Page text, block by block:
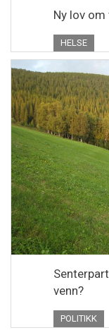
Ny lov
HELSE
venn?
POLITIKK